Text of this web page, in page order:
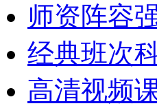
师资阵容
经典班次
高清视频